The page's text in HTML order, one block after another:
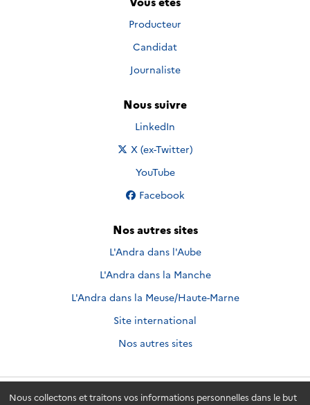
Nous collectons et traitons vos informations personnelles dans le but
Producteur
Candidat
Journaliste
Nous suivre
Nous suivre sur
LinkedIn
Nous suivre sur
X (ex-Twitter)
Nous suivre sur
YouTube
Nous suivre sur
Facebook
Nos autres sites
L'Andra dans l'Aube
L'Andra dans la Manche
L'Andra dans la Meuse/Haute-Marne
Site international
Nos autres sites
Andra.fr © 2026 - Andra. Tous droits réservés.